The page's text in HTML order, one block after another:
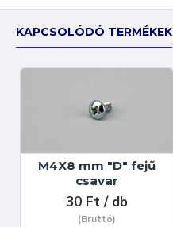
KAPCSOLÓDÓ TERMÉKEK
M4X8 mm "D" fejű
csavar
30 Ft / db
(Bruttó)